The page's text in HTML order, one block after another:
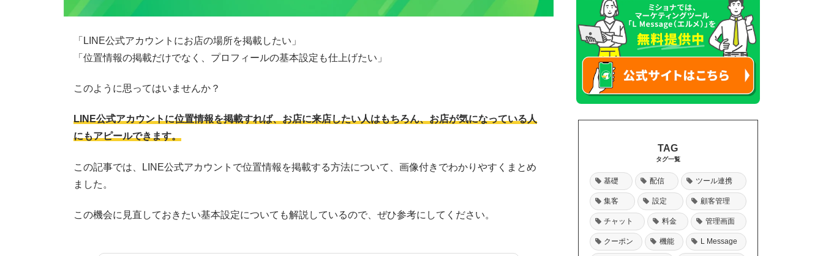
「LINE公式アカウントにお店の場所を掲載したい」
「位置情報の掲載だけでなく、プロフィールの基本設定も仕上げたい」
このように思ってはいませんか？
LINE公式アカウントに位置情報を掲載すれば、お店に来店したい人はもちろん、お店が気になっている人
にもアピールできます。
この記事では、LINE公式アカウントで位置情報を掲載する方法について、画像付きでわかりやすくまとめ
ました。
この機会に見直しておきたい基本設定についても解説しているので、ぜひ参考にしてください。
タグ一覧
基礎 配信 ツール連携
集客 設定 顧客管理
チャット 料金 管理画面
クーポン 機能 L Message